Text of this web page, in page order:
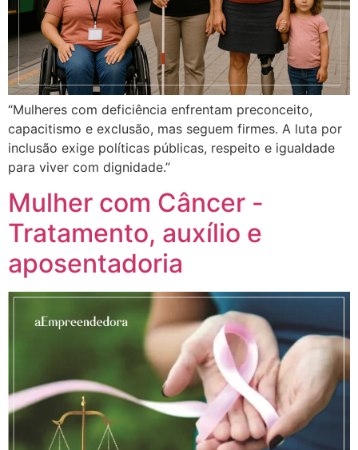
“Mulheres com deficiência enfrentam preconceito,
capacitismo e exclusão, mas seguem firmes. A luta por
inclusão exige políticas públicas, respeito e igualdade
para viver com dignidade.”
Mulher com Câncer -
Tratamento, auxílio e
aposentadoria